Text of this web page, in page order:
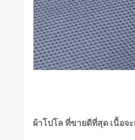
ผ้าโปโล ที่ขายดีที่สุด เนื้อจ